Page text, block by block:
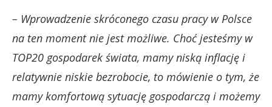
– Wprowadzenie skróconego czasu pracy w Polsce
na ten moment nie jest możliwe. Choć jesteśmy w
TOP20 gospodarek świata, mamy niską inflację i
relatywnie niskie bezrobocie, to mówienie o tym, że
mamy komfortową sytuację gospodarczą i możemy